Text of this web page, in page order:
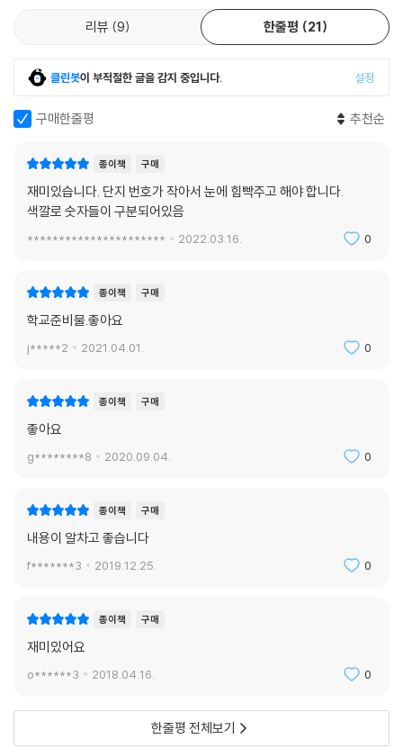
리뷰 9 한줄평 21
클린봇이 부적절한 글을 감지 중입니다. 설정
구매한줄평 추천순
종이책 구매
재미있습니다. 단지 번호가 작아서 눈에 힘빡주고 해야 합니다.
색깔로 숫자들이 구분되어있음
********************** 2022.03.16. 0
종이책 구매
학교준비물.좋아요
j*****2 2021.04.01. 0
종이책 구매
좋아요
g********8 2020.09.04. 0
종이책 구매
내용이 알차고 좋습니다
f*******3 2019.12.25. 0
종이책 구매
재미있어요
o******3 2018.04.16. 0
한줄평 전체보기